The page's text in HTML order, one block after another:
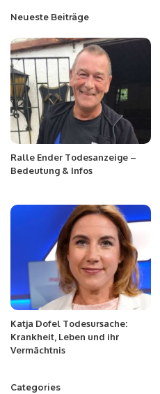
Neueste Beiträge
Ralle Ender Todesanzeige –
Bedeutung & Infos
Katja Dofel Todesursache:
Krankheit, Leben und ihr
Vermächtnis
Categories